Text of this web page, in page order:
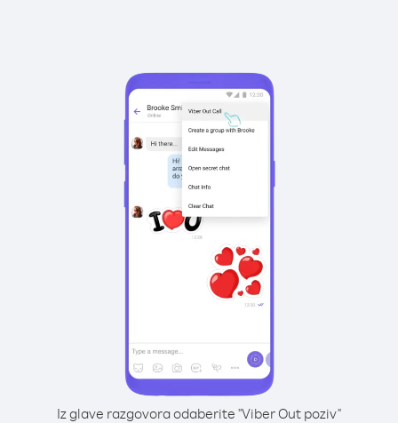
Iz glave razgovora odaberite "Viber Out poziv"